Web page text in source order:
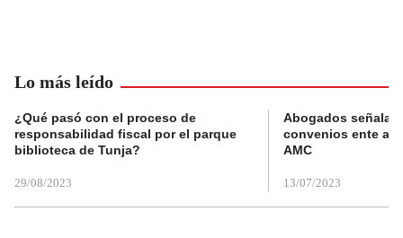
Lo más leído
¿Qué pasó con el proceso de
responsabilidad fiscal por el parque
biblioteca de Tunja?
29/08/2023
Abogados
convenios ente
AMC
13/07/2023